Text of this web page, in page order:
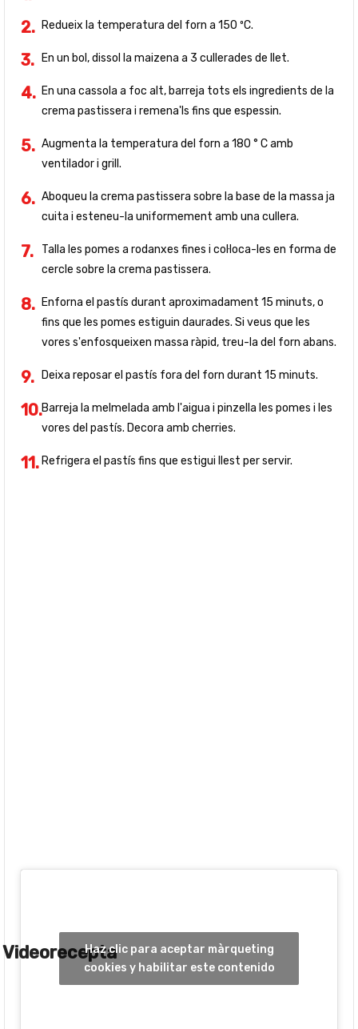
Redueix la temperatura del forn a 150 ºC.
En un bol, dissol la maizena a 3 cullerades de llet.
En una cassola a foc alt, barreja tots els ingredients de la
crema pastissera i remena'ls fins que espessin.
Augmenta la temperatura del forn a 180 ° C amb
ventilador i grill.
Aboqueu la crema pastissera sobre la base de la massa ja
cuita i esteneu-la uniformement amb una cullera.
Talla les pomes a rodanxes fines i col·loca-les en forma de
cercle sobre la crema pastissera.
Enforna el pastís durant aproximadament 15 minuts, o
fins que les pomes estiguin daurades. Si veus que les
vores s'enfosqueixen massa ràpid, treu-la del forn abans.
Deixa reposar el pastís fora del forn durant 15 minuts.
Barreja la melmelada amb l'aigua i pinzella les pomes i les
vores del pastís. Decora amb cherries.
Refrigera el pastís fins que estigui llest per servir.
VideoreceptaHaz clic para aceptar màrqueting
cookies y habilitar este contenido